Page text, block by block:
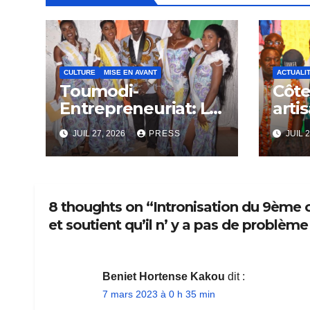
CULTURE MISE EN AVANT
Toumodi-
Entrepreneuriat: Le
Concours Miss
Métier sera bientôt
lance.
JUIL 27, 2026 PRESS JUIL
8 thoughts on “Intronisation du 9ème
et soutient qu’il n’ y a pas de
Beniet Hortense Kakou dit :
7 mars 2023 à 0 h 35 min